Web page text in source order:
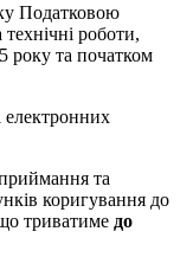
Податковою
роботи,
року та початком
електронних
та
коригування до
триватиме до